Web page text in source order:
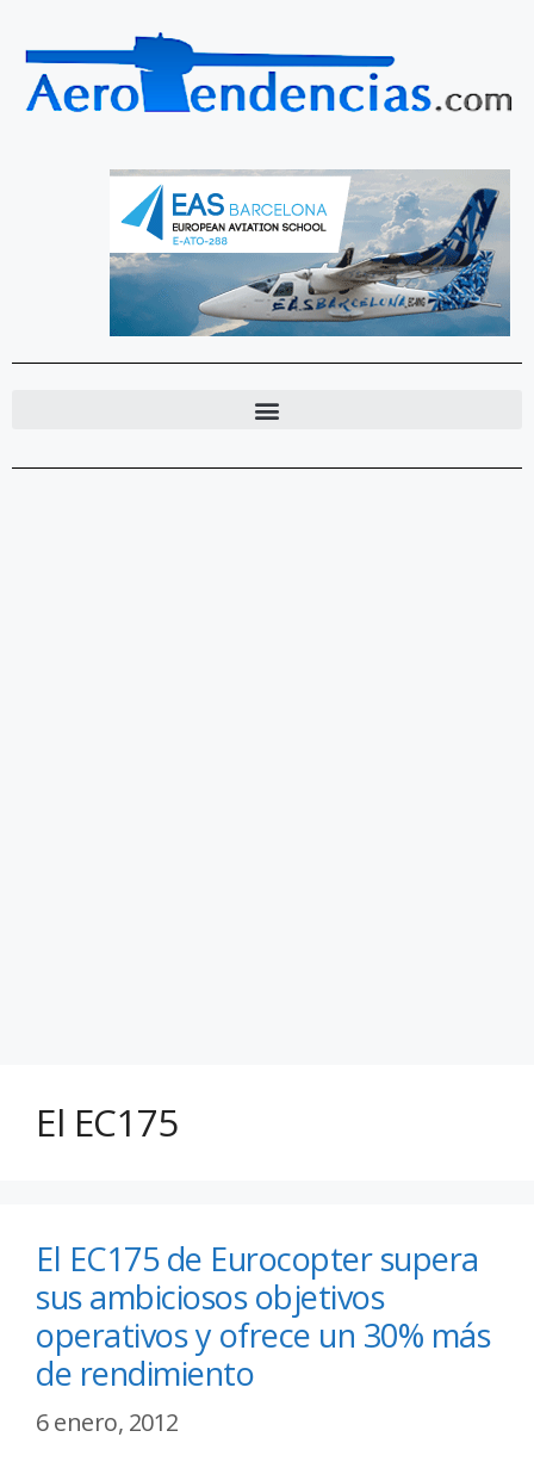
El EC175
El EC175 de Eurocopter supera
sus ambiciosos objetivos
operativos y ofrece un 30% más
de rendimiento
6 enero, 2012